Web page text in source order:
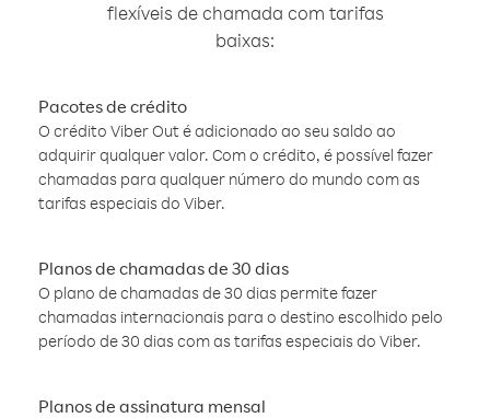
flexíveis de chamada com tarifas
baixas:
Pacotes de crédito
O crédito Viber Out é adicionado ao seu saldo ao
adquirir qualquer valor. Com o crédito, é possível fazer
chamadas para qualquer número do mundo com as
tarifas especiais do Viber.
Planos de chamadas de 30 dias
O plano de chamadas de 30 dias permite fazer
chamadas internacionais para o destino escolhido pelo
período de 30 dias com as tarifas especiais do Viber.
Planos de assinatura mensal